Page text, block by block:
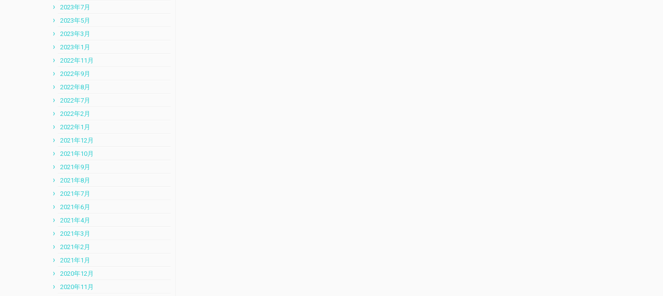
2023年7月
2023年5月
2023年3月
2023年1月
2022年11月
2022年9月
2022年8月
2022年7月
2022年2月
2022年1月
2021年12月
2021年10月
2021年9月
2021年8月
2021年7月
2021年6月
2021年4月
2021年3月
2021年2月
2021年1月
2020年12月
2020年11月